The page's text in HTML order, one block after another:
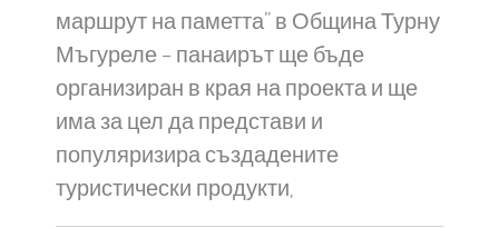
маршрут на паметта” в Община Турну
Мъгуреле – панаирът ще бъде
организиран в края на проекта и ще
има за цел да представи и
популяризира създадените
туристически продукти,